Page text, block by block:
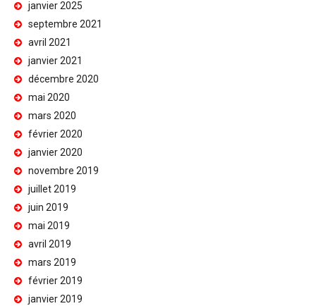
janvier 2025
septembre 2021
avril 2021
janvier 2021
décembre 2020
mai 2020
mars 2020
février 2020
janvier 2020
novembre 2019
juillet 2019
juin 2019
mai 2019
avril 2019
mars 2019
février 2019
janvier 2019